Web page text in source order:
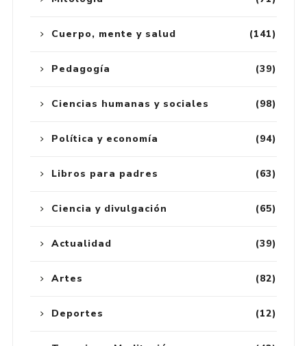
(141)
Cuerpo, mente y salud
(39)
Pedagogía
(98)
Ciencias humanas y sociales
(94)
Política y economía
(63)
Libros para padres
(65)
Ciencia y divulgación
(39)
Actualidad
(82)
Artes
(12)
Deportes